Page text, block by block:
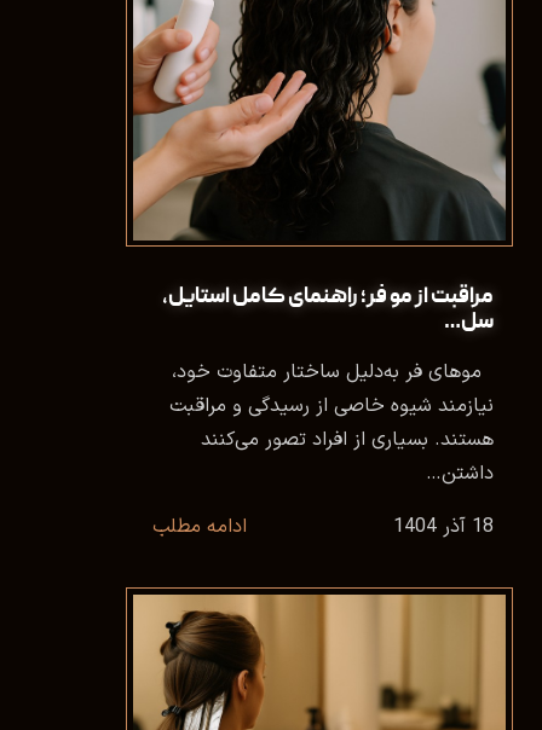
مراقبت از مو فر؛ راهنمای کامل استایل،
سل…
موهای فر به‌دلیل ساختار متفاوت خود،
نیازمند شیوه‌ خاصی از رسیدگی و مراقبت
هستند. بسیاری از افراد تصور می‌کنند
داشتن…
18 آذر 1404
ادامه مطلب